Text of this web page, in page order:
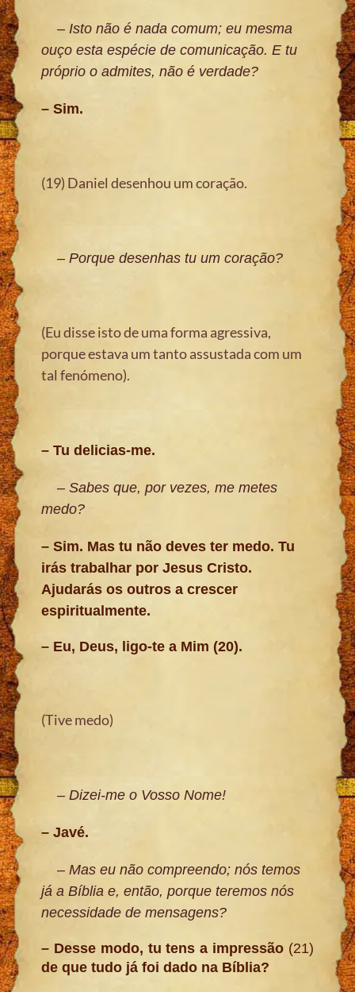
– Isto não é nada comum; eu mesma
ouço esta espécie de comunicação. E tu
próprio o admites, não é verdade?
– Sim.
(19) Daniel desenhou um coração.
– Porque desenhas tu um coração?
(Eu disse isto de uma forma agressiva,
porque estava um tanto assustada com um
tal fenómeno).
– Tu delicias-me.
– Sabes que, por vezes, me metes
medo?
– Sim. Mas tu não deves ter medo. Tu
irás trabalhar por Jesus Cristo.
Ajudarás os outros a crescer
espiritualmente.
– Eu, Deus, ligo-te a Mim (20).
(Tive medo)
– Dizei-me o Vosso Nome!
– Javé.
– Mas eu não compreendo; nós temos
já a Bíblia e, então, porque teremos nós
necessidade de mensagens?
– Desse modo, tu tens a impressão (21)
de que tudo já foi dado na Bíblia?